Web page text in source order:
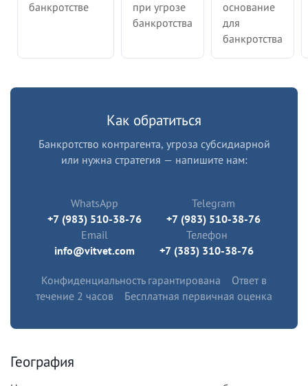
банкротстве
при угрозе
банкротства
основание
для
банкротства
Как обратиться
Банкротство контрагента, угроза субсидиарной
или нужна стратегия — напишите нам:
WhatsApp
+7 (983) 510-38-76
Telegram
+7 (983) 510-38-76
Email
info@vitvet.com
Телефон
+7 (383) 310-38-76
Конфиденциальность гарантирована
Ответ в
течение 2 часов
Бесплатная первичная оценка
География